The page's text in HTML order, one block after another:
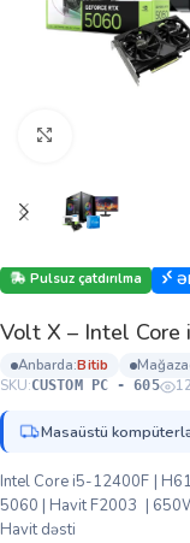
Pulsuz çatdırılma
Volt X – Intel
anbarda: bi̇ti̇b
SKU:CUSTOM PC - 605
Masaüstü
Intel Core i5-12400F |
5060 | Havit F2003 |
Havit dəsti